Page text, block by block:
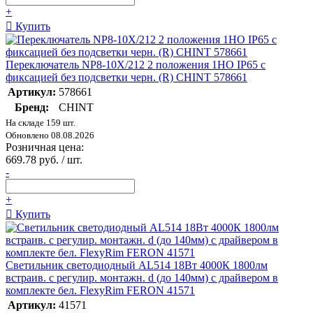
+
Купить
Переключатель NP8-10X/212 2 положения 1НО IP65 с
фиксацией без подсветки черн. (R) CHINT 578661
Артикул: 578661
Бренд:
CHINT
На складе 159 шт.
Обновлено 08.08.2026
Розничная цена:
669.78 руб. / шт.
-
+
Купить
Светильник светодиодный AL514 18Вт 4000К 1800лм
встраив. с регулир. монтажн. d (до 140мм) с драйвером в
комплекте бел. FlexyRim FERON 41571
Артикул: 41571